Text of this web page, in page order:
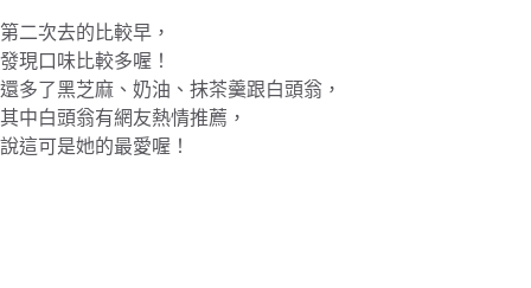
第二次去的比較早，
發現口味比較多喔！
還多了黑芝麻、奶油、抹茶羹跟白頭翁，
其中白頭翁有網友熱情推薦，
說這可是她的最愛喔！